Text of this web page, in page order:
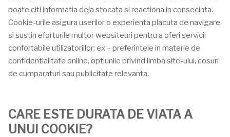
poate citi informatia deja stocata si reactiona in consecinta.
Cookie-urile asigura userilor o experienta placuta de navigare
si sustin eforturile multor websiteuri pentru a oferi servicii
confortabile utilizatorillor: ex – preferintele in materie de
confidentialitate online, optiunile privind limba site-ului, cosuri
de cumparaturi sau publicitate relevanta.
CARE ESTE DURATA DE VIATA A
UNUI COOKIE?